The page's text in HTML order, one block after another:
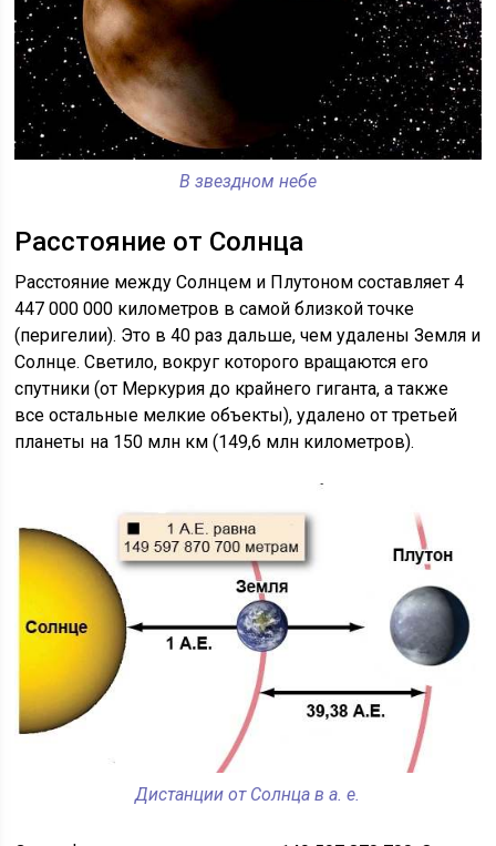
В звездном небе
Расстояние от Солнца
Расстояние между Солнцем и Плутоном составляет 4
447 000 000 километров в самой близкой точке
(перигелии). Это в 40 раз дальше, чем удалены Земля и
Солнце. Светило, вокруг которого вращаются его
спутники (от Меркурия до крайнего гиганта, а также
все остальные мелкие объекты), удалено от третьей
планеты на 150 млн км (149,6 млн километров).
Дистанции от Солнца в а. е.